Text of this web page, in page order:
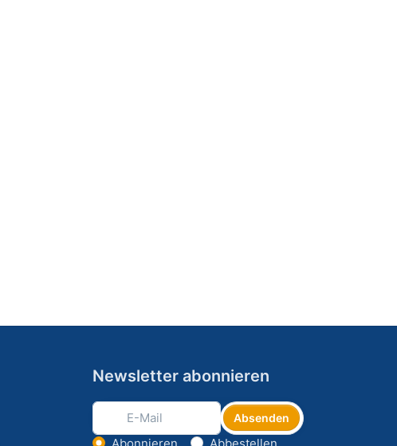
Newsletter abonnieren
Absenden
Abonnieren Abbestellen